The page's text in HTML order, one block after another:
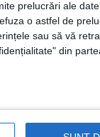
prelucrări ale
o astfel de
sau să vă
din
să
ca
la